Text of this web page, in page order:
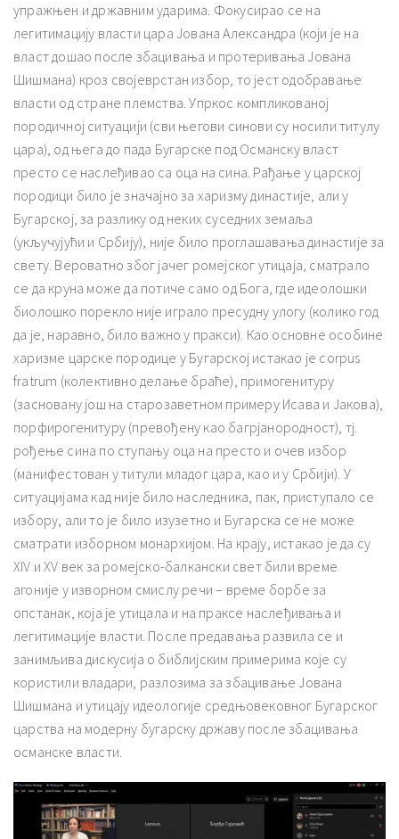
упражњен и државним ударима. Фокусирао се на
легитимацију власти цара Јована Александра (који је на
власт дошао после збацивања и протеривања Јована
Шишмана) кроз својеврстан избор, то јест одобравање
власти од стране племства. Упркос компликованој
породичној ситуацији (сви његови синови су носили титулу
цара), од њега до пада Бугарске под Османску власт
престо се наслеђивао са оца на сина. Рађање у царској
породици било је значајно за харизму династије, али у
Бугарској, за разлику од неких суседних земаља
(укључујући и Србију), није било проглашавања династије за
свету. Вероватно због јачег ромејског утицаја, сматрало
се да круна може да потиче само од Бога, где идеолошки
биолошко порекло није играло пресудну улогу (колико год
да је, наравно, било важно у пракси). Као основне особине
харизме царске породице у Бугарској истакао је corpus
fratrum (колективно делање браће), примогенитуру
(засновану још на старозаветном примеру Исава и Јакова),
порфирогенитуру (превођену као багрјанородност), тј.
рођење сина по ступању оца на престо и очев избор
(манифестован у титули младог цара, као и у Србији). У
ситуацијама кад није било наследника, пак, приступало се
избору, али то је било изузетно и Бугарска се не може
сматрати изборном монархијом. На крају, истакао је да су
XIV и XV век за ромејско-балкански свет били време
агоније у изворном смислу речи – време борбе за
опстанак, која је утицала и на праксе наслеђивања и
легитимације власти. После предавања развила се и
занимљива дискусија о библијским примерима које су
користили владари, разлозима за збацивање Јована
Шишмана и утицају идеологије средњовековног Бугарског
царства на модерну бугарску државу после збацивања
османске власти.